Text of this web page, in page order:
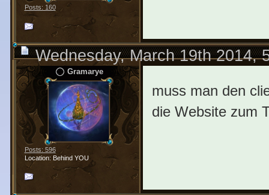
Posts: 160
Wednesday, March 19th 2014,
Gramarye
Posts: 596
Location: Behind YOU
muss man den
die Website zum